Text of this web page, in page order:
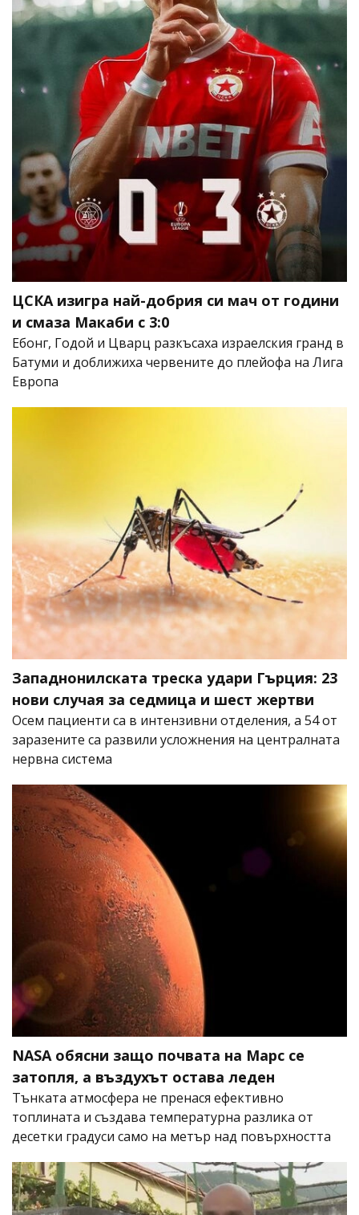
ЦСКА изигра най-добрия си мач от години
и смаза Макаби с 3:0
Ебонг, Годой и Цварц разкъсаха израелския гранд в
Батуми и доближиха червените до плейофа на Лига
Европа
Западнонилската треска удари Гърция: 23
нови случая за седмица и шест жертви
Осем пациенти са в интензивни отделения, а 54 от
заразените са развили усложнения на централната
нервна система
NASA обясни защо почвата на Марс се
затопля, а въздухът остава леден
Тънката атмосфера не пренася ефективно
топлината и създава температурна разлика от
десетки градуси само на метър над повърхността